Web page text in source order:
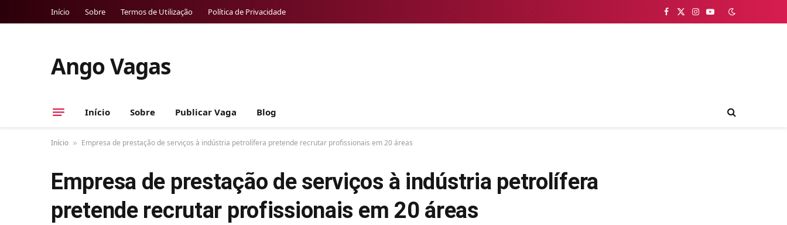
Início Sobre Termos de Utilização Política de Privacidade Facebook
X
Instagram
YouTube
Ango Vagas
Início Sobre Publicar Vaga Blog
Início » Empresa de prestação de serviços à indústria petrolífera pretende recrutar profissionais em 20 áreas
Empresa de prestação de serviços à indústria petrolífera
pretende recrutar profissionais em 20 áreas